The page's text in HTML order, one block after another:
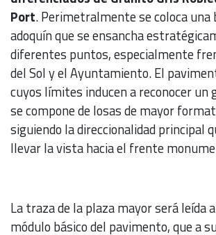
Port. Perimetralmente se coloca una
adoquín que se ensancha
diferentes puntos, especialmente
del Sol y el Ayuntamiento. El
cuyos límites inducen a reconocer un
se compone de losas de mayor
siguiendo la direccionalidad principal
llevar la vista hacia el frente
La traza de la plaza mayor será leída
módulo básico del pavimento, que a